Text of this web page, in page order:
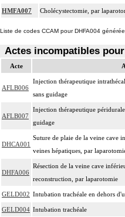
HMFA007 Cholécystectomie, par
Liste de codes CCAM pour DHFA004
Actes incompatibles pour
Acte
AFLB006
Injection thérapeutique
sans guidage
AFLB007
Injection thérapeutique
guidage
DHCA001
Suture de plaie de la veine cave
veines hépatiques, par
DHFA006
Résection de la veine cave
reconstruction, par laparotomie
GELD002 Intubation trachéale en dehors
GELD004 Intubation trachéale